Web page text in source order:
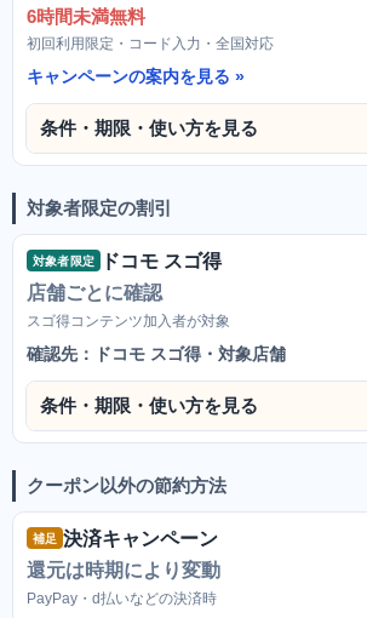
6時間未満無料
初回利用限定・コード入力・全国対応
キャンペーンの案内を見る
条件・期限・使い方を見る
対象者限定の割引
対象者限定
ドコモ スゴ得
店舗ごとに確認
スゴ得コンテンツ加入者が対象
確認先：ドコモ スゴ得・対象店舗
条件・期限・使い方を見る
クーポン以外の節約方法
補足 決済キャンペーン
還元は時期により変動
PayPay・d払いなどの決済時